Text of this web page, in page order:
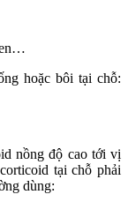
hoặc bôi tại chỗ:
nồng độ cao tới vị
tại chỗ phải
dùng: